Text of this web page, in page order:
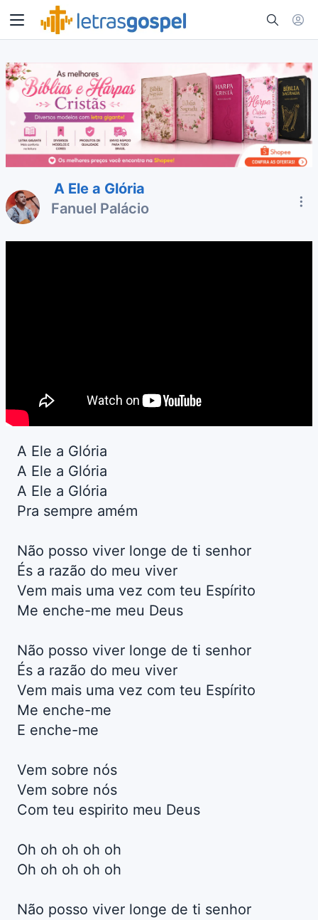
A Ele a Glória
Fanuel Palácio
A Ele a Glória
A Ele a Glória
A Ele a Glória
Pra sempre amém
Não posso viver longe de ti senhor
És a razão do meu viver
Vem mais uma vez com teu Espírito
Me enche-me meu Deus
Não posso viver longe de ti senhor
És a razão do meu viver
Vem mais uma vez com teu Espírito
Me enche-me
E enche-me
Vem sobre nós
Vem sobre nós
Com teu espirito meu Deus
Oh oh oh oh oh
Oh oh oh oh oh
Não posso viver longe de ti senhor